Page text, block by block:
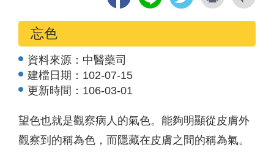
忘色
資料來源： 中醫藥司
建檔日期： 102-07-15
更新時間： 106-03-01
望色也就是觀察病人的氣色。能夠明顯從皮膚外
觀察到的稱為色，而隱藏在皮膚之間的稱為氣。